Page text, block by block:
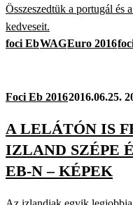
Összeszedtük a portugál és
kedveseit.
foci EbWAGEuro 2016
Foci Eb 20162016.06.25.
A LELÁTÓN IS
IZLAND SZÉPE
EB-N – KÉPEK